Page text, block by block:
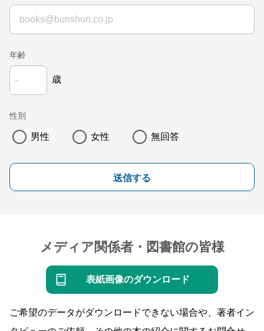
年齢
歳
性別
男性 女性 無回答
送信する
メディア関係者・図書館の皆様
表紙画像のダウンロード
ご希望のデータがダウンロードできない場合や、著者イン